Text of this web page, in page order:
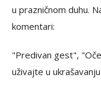
u prazničnom duhu.
komentari:
"Predivan gest",
uživajte u